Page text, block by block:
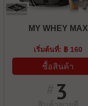
MY WHEY MAX
เริ่มต้นที่: ฿ 160
ซื้อสินค้า
3